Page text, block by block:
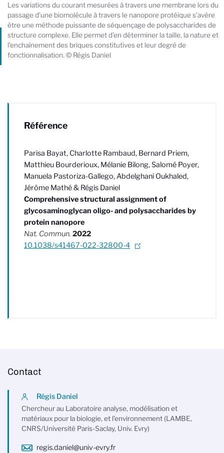
Les variations du courant mesurées à travers une membrane lors du
passage d’une biomolécule à travers le nanopore protéique s’avère
être une méthode puissante de séquençage de polysaccharides de
structure complexe. Elle permet d’en déterminer la taille, la nature et
l’enchaînement des briques constitutives et leur degré de
fonctionnalisation. © Régis Daniel
Référence
Parisa Bayat, Charlotte Rambaud, Bernard Priem,
Matthieu Bourderioux, Mélanie Bilong, Salomé Poyer,
Manuela Pastoriza-Gallego, Abdelghani Oukhaled,
Jérôme Mathé & Régis Daniel
Comprehensive structural assignment of
glycosaminoglycan oligo- and polysaccharides by
protein nanopore
Nat. Commun. 2022
10.1038/s41467-022-32800-4
Contact
Régis Daniel
Chercheur au Laboratoire analyse, modélisation et
matériaux pour la biologie, et l'environnement (LAMBE,
CNRS/Université Paris-Saclay, Univ. Evry)
regis.daniel@univ-evry.fr